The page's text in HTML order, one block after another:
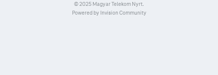
© 2025 Magyar Telekom Nyrt.
Powered by Invision Community